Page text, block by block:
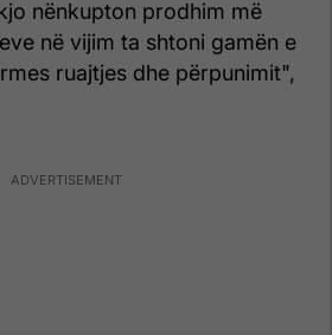
nënkupton prodhim më
në vijim ta shtoni gamën e
ruajtjes dhe përpunimit",